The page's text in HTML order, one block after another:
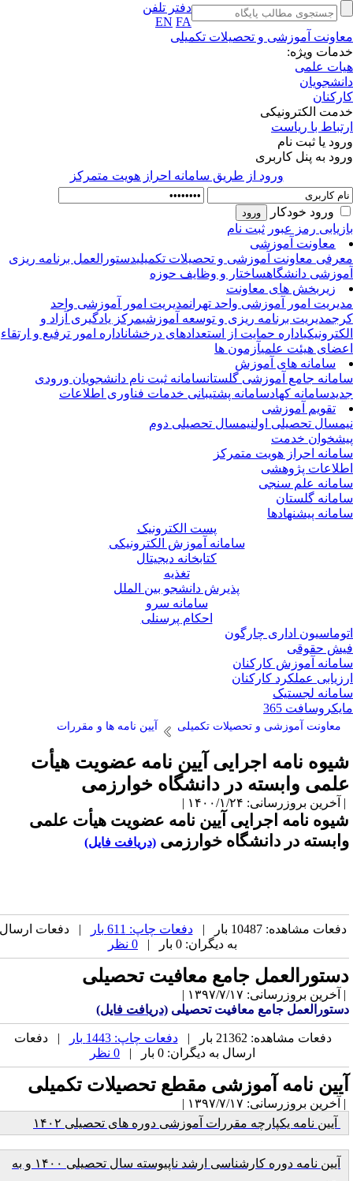
دفتر تلفن
EN FA
آموزشی و تحصیلات تکمیلی
ویژه:
علمی
الکترونیکی
با ریاست
یا ثبت نام
به پنل کاربری
ورود از طريق سامانه احراز هويت متمركز
ورود خودکار
رمز عبور ثبت نام
معاونت آموزشی
معاونت آموزشی و تحصیلات تکمیلیدستورالعمل برنامه ریزی
دانشگاهساختار و وظایف حوزه
زیربخش های معاونت
امور آموزشی واحد تهران مدیریت امور آموزشی واحد
مدیریت برنامه ریزی و توسعه آموزشیمرکز یادگیری آزاد و
اداره حمایت از استعدادهای درخشاناداره امور ترفیع و ارتقاء
هیئت علمیآزمون ها
سامانه های آموزش
جامع آموزشی گلستانسامانه ثبت نام دانشجویان ورودی
سامانه کهادسامانه پشتیبانی خدمات فناوری اطلاعات
تقویم آموزشی
تحصیلی اولنیمسال تحصیلی دوم
خدمت
احراز هویت متمرکز
پژوهشی
علم سنجی
گلستان
پیشنهادها
پست الکترونیک
سامانه آموزش الکترونیکی
کتابخانه دیجیتال
تغذیه
پذیرش دانشجو بین الملل
سامانه سرو
احکام پرسنلی
اداری چارگون
حقوقی
آموزش کارکنان
عملکرد کارکنان
لجستیک
365
معاونت آموزشی و تحصیلات تکمیلی آیین نامه ها و مقررات
نامه اجرایی آیین نامه عضویت هیأت
وابسته در دانشگاه خوارزمی
بروزرسانی: ۱۴۰۰/۱/۲۴ |
نامه اجراییآیین نامه عضویت هیأت علمی
در دانشگاه خوارزمی(دریافت فایل)
مشاهده: 10487 بار | دفعات چاپ: 611 بار
| دفعات ارسال
به دیگران: 0 بار |
جامع معافیت تحصیلی
بروزرسانی: ۱۳۹۷/۷/۱۷ |
جامع معافیت تحصیلی (دریافت فایل)
دفعات مشاهده: 21362 بار | دفعات چاپ: 1443 بار
| دفعات
ارسال به دیگران: 0 بار |
نامه آموزشی مقطع تحصیلات تکمیلی
بروزرسانی: ۱۳۹۷/۷/۱۷ |
آیین نامه یکپارچه مقررات آموزشی دوره های تحصیلی ۱۴۰۲
آیین نامه دوره کارشناسی ارشد ناپیوسته سال تحصیلی ۱۴۰۰ و به